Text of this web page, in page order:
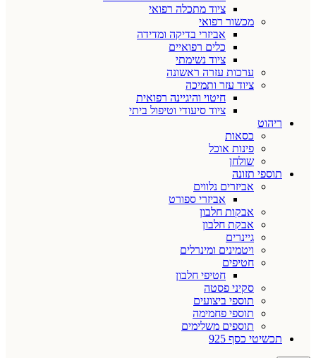
ציוד מתכלה רפואי
מכשור רפואי
אביזרי בדיקה ומדידה
כלים רפואיים
ציוד נשימתי
ערכות עזרה ראשונה
ציוד עזר ותמיכה
חיטוי והיגיינה רפואית
ציוד סיעודי וטיפול ביתי
ריהוט
כסאות
פינות אוכל
שולחן
תוספי תזונה
אביזרים נלווים
אביזרי ספורט
אבקות חלבון
אבקת חלבון
גיינרים
ויטמינים ומינרלים
חטיפים
חטיפי חלבון
סקיני פסטה
תוספי ביצועים
תוספי פחמימה
תוספים משלימים
תכשיטי כסף 925